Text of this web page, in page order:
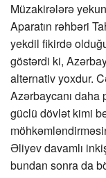
Müzakirələrə
Aparatın rəhbəri
yekdil fikirdə
göstərdi ki,
alternativ yoxdur.
Azərbaycanı daha
güclü dövlət kimi
Əliyev davamlı
bundan sonra da